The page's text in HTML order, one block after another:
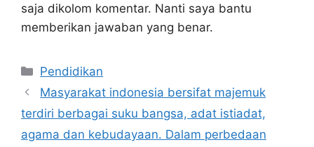
saja dikolom komentar. Nanti saya bantu
memberikan jawaban yang benar.
Kategori
Pendidikan
Masyarakat indonesia bersifat majemuk
terdiri berbagai suku bangsa, adat istiadat,
agama dan kebudayaan. Dalam perbedaan